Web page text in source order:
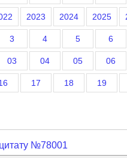
2023 2024 2025
3 4 5 6
03 04 05 06
17 18 19
№78001